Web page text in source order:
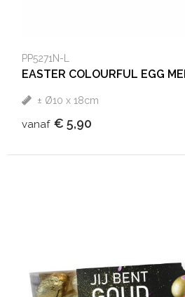
PP5271N-L
EASTER COLOURFUL EGG
± Ø10 x 18cm
vanaf € 5,90